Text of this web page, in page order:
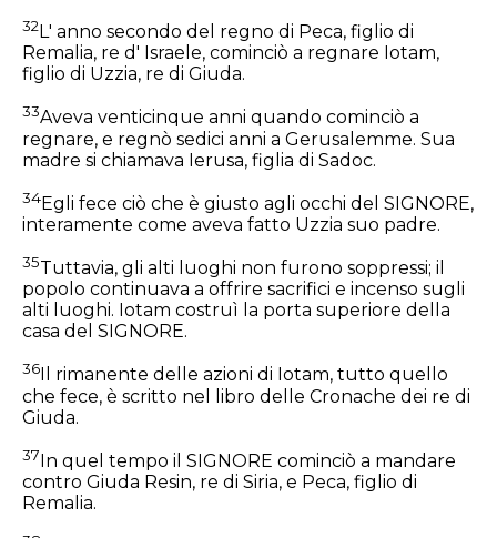
32 L' anno secondo del regno di Peca, figlio di
Remalia, re d' Israele, cominciò a regnare Iotam,
figlio di Uzzia, re di Giuda.
33Aveva venticinque anni quando cominciò a
regnare, e regnò sedici anni a Gerusalemme. Sua
madre si chiamava Ierusa, figlia di Sadoc.
34Egli fece ciò che è giusto agli occhi del SIGNORE,
interamente come aveva fatto Uzzia suo padre.
35Tuttavia, gli alti luoghi non furono soppressi; il
popolo continuava a offrire sacrifici e incenso sugli
alti luoghi. Iotam costruì la porta superiore della
casa del SIGNORE.
36 Il rimanente delle azioni di Iotam, tutto quello
che fece, è scritto nel libro delle Cronache dei re di
Giuda.
37In quel tempo il SIGNORE cominciò a mandare
contro Giuda Resin, re di Siria, e Peca, figlio di
Remalia.